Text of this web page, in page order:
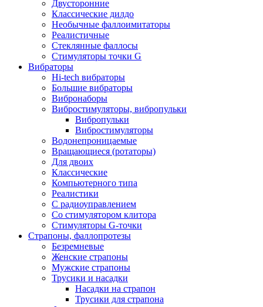
Двусторонние
Классические дилдо
Необычные фаллоимитаторы
Реалистичные
Стеклянные фаллосы
Стимуляторы точки G
Вибраторы
Hi-tech вибраторы
Большие вибраторы
Вибронаборы
Вибростимуляторы, вибропульки
Вибропульки
Вибростимуляторы
Водонепроницаемые
Вращающиеся (ротаторы)
Для двоих
Классические
Компьютерного типа
Реалистики
С радиоуправлением
Со стимулятором клитора
Стимуляторы G-точки
Страпоны, фаллопротезы
Безремневые
Женские страпоны
Мужские страпоны
Трусики и насадки
Насадки на страпон
Трусики для страпона